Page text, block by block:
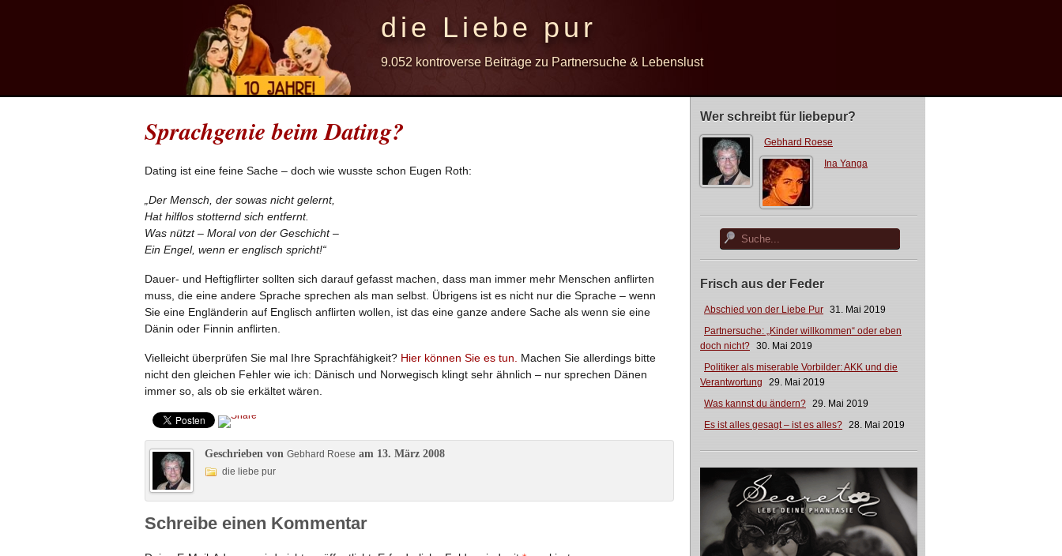
die Liebe pur
9.052 kontroverse Beiträge zu Partnersuche & Lebenslust
Wer schreibt für liebepur?
Gebhard Roese
Ina Yanga
Frisch aus der Feder
Abschied von der Liebe Pur 31. Mai 2019
Partnersuche: „Kinder willkommen“ oder eben
doch nicht? 30. Mai 2019
Politiker als miserable Vorbilder: AKK und die
Verantwortung
29. Mai 2019
Was kannst du ändern? 29. Mai 2019
Es ist alles gesagt – ist es alles? 28. Mai 2019
Sprachgenie beim Dating?
Dating ist eine feine Sache – doch wie wusste schon Eugen Roth:
„Der Mensch, der sowas nicht gelernt,
Hat hilflos stotternd sich entfernt.
Was nützt – Moral von der Geschicht –
Ein Engel, wenn er englisch spricht!“
Dauer- und Heftigflirter sollten sich darauf gefasst machen, dass man immer mehr Menschen anflirten
muss, die eine andere Sprache sprechen als man selbst. Übrigens ist es nicht nur die Sprache – wenn
Sie eine Engländerin auf Englisch anflirten wollen, ist das eine ganze andere Sache als wenn sie eine
Dänin oder Finnin anflirten.
Vielleicht überprüfen Sie mal Ihre Sprachfähigkeit? Hier können Sie es tun.
Machen Sie allerdings bitte
nicht den gleichen Fehler wie ich: Dänisch und Norwegisch klingt sehr ähnlich – nur sprechen Dänen
immer so, als ob sie erkältet wären.
Geschrieben von Gebhard Roese am 13. März 2008
die liebe pur
Schreibe einen Kommentar